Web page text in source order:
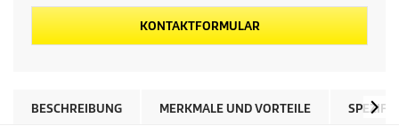
KONTAKTFORMULAR
BESCHREIBUNG MERKMALE UND VORTEILE